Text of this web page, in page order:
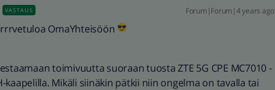
VASTAUS Forum|Forum|4 years ago
OmaYhteisöön
toimivuutta suoraan tuosta ZTE 5G CPE MC7010 -
kaapelilla. Mikäli siinäkin pätkii niin ongelma on tavalla tai